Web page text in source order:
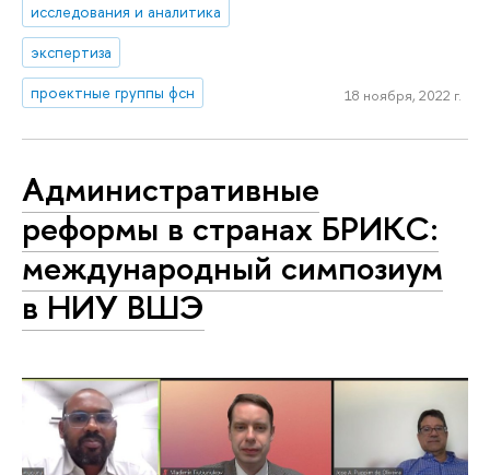
исследования и аналитика
экспертиза
проектные группы фсн
18 ноября, 2022 г.
Административные
реформы в странах БРИКС:
международный симпозиум
в НИУ ВШЭ